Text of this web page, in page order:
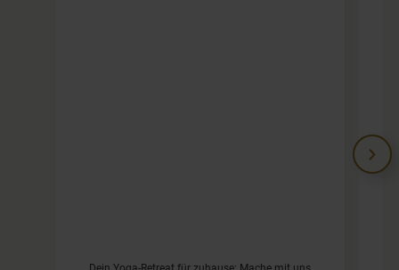
Dein Yoga-Retreat für zuhause: Mache mit uns